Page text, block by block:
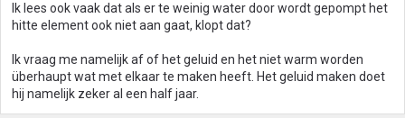
Ik lees ook vaak dat als er te weinig water door wordt gepompt het
hitte element ook niet aan gaat, klopt dat?
Ik vraag me namelijk af of het geluid en het niet warm worden
überhaupt wat met elkaar te maken heeft. Het geluid maken doet
hij namelijk zeker al een half jaar.